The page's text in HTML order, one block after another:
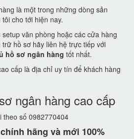
là một trong những dòng sản
cho tới hiện nay.
văn phòng hoặc các cửa hàng
hồ sơ hãy liên hệ trực tiếp với
hồ sơ ngân hàng tốt nhất.
cấp là địa chỉ uy tín để khách hàng
ngân hàng cao cấp
theo số 0982770404
hãng và mới 100%